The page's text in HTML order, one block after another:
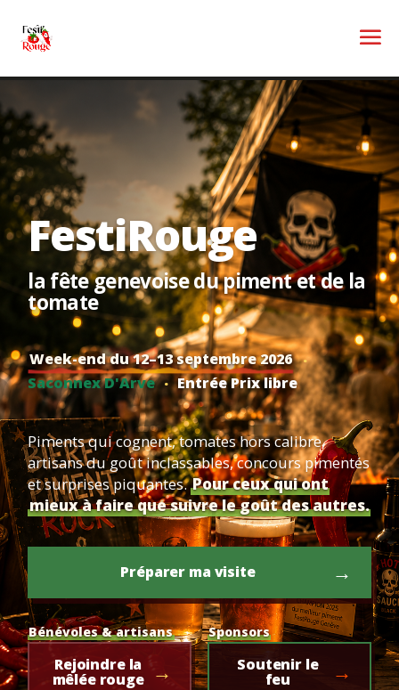
FestiRouge
la fête genevoise du piment et de la
tomate
Week-end du 12–13 septembre 2026 ·
Saconnex D'Arve · Entrée Prix libre
Piments qui cognent, tomates hors calibre,
artisans du goût inclassables, concours pimentés
et surprises piquantes.Pour ceux qui ont
mieux à faire que suivre le goût des autres.
Préparer ma visite
Bénévoles & artisans
Rejoindre la
mêlée rouge
Sponsors
Soutenir le
feu